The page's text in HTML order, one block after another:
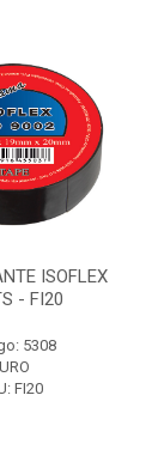
ISOFLEX
- FI20
5308
FI20